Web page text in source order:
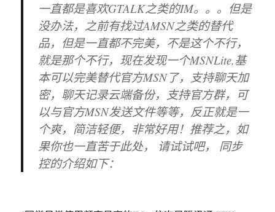
一直都是喜欢GTALK之类的IM。。。但是
没办法，之前有找过AMSN之类的替代
品，但是一直都不完美，不是这个不行，
就是那个不行，现在发现一个MSNLite,基
本可以完美替代官方MSN了，支持聊天加
密，聊天记录云端备份，支持官方群，可
以与官方MSN发送文件等等，反正就是一
个爽，简洁轻便，非常好用！推荐之，如
果你也一直苦于此处， 请试试吧， 同步
控的介绍如下：